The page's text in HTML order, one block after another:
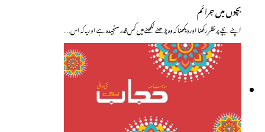
بچوں میں جرائم
اپنے بچے پر نظر رکھنا اور دیکھنا کہ وہ پڑھنے لکھنے میں کس قدر سنجیدہ ہے او ریہ کہ اس…